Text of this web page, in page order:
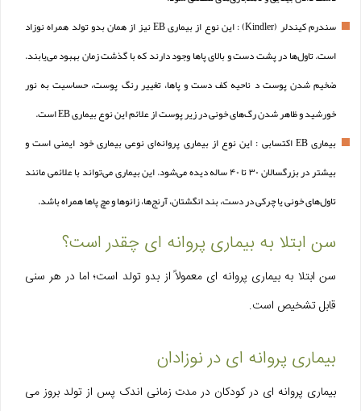
سندرم کیندلر (Kindler) : این نوع از بیماری EB نیز از همان بدو تولد همراه نوزاد
است. تاول‌ها در پشت دست و بالای پاها وجود دارند که با گذشت زمان بهبود می‌یابند.
ضخیم شدن پوست د ناحیه کف دست و پاها، تغییر رنگ پوست، حساسیت به نور
خورشید و ظاهر شدن رگ‌های خونی در زیر پوست از علائم این نوع بیماری EB است.
بیماری EB اکتسابی : این نوع از بیماری پروانه‌ای نوعی بیماری خود ایمنی است و
بیشتر در بزرگسالان ۳۰ تا ۴۰ ساله دیده می‌شود. این بیماری می‌تواند با علائمی مانند
تاول‌های خونی یا چرکی در دست، بند انگشتان، آرنج‌ها، زانوها و مچ پاها همراه باشد.
سن ابتلا به بیماری پروانه ای چقدر است؟
سن ابتلا به بیماری پروانه ای معمولاً از بدو تولد است؛ اما در هر سنی
قابل تشخیص است.
بیماری پروانه‌ ای در نوزادان
بیماری پروانه ای در کودکان در مدت زمانی اندک پس از تولد بروز می